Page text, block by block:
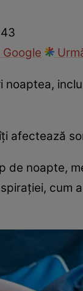
afectează
de noapte,
cum